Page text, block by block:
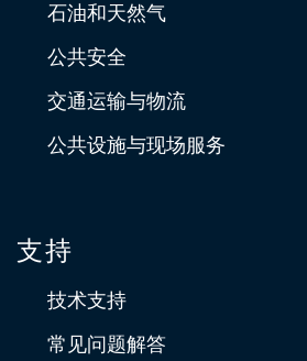
石油和天然气
公共安全
交通运输与物流
公共设施与现场服务
支持
技术支持
常见问题解答